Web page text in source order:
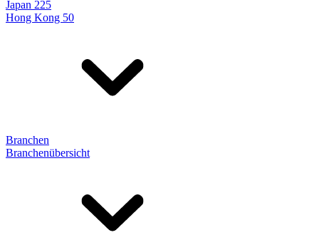
Japan 225
Hong Kong 50
Branchen
Branchenübersicht